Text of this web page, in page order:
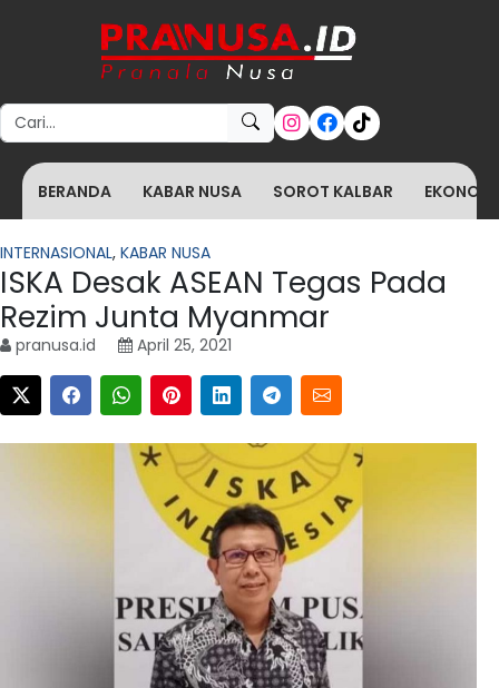
Search for:
BERANDA KABAR NUSA SOROT KALBAR
INTERNASIONAL, KABAR NUSA
ISKA Desak ASEAN Tegas Pada
Rezim Junta Myanmar
pranusa.id April 25, 2021